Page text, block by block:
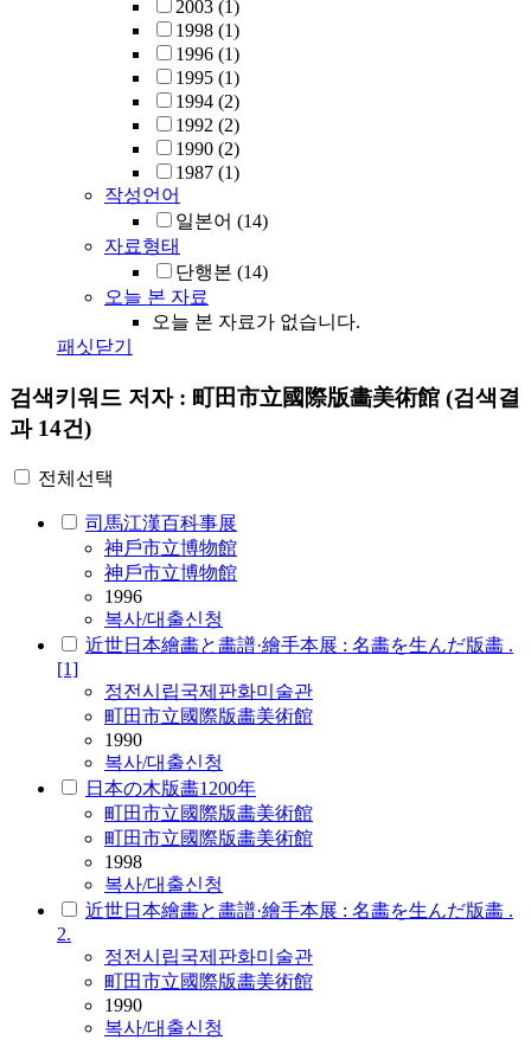
2003 (1)
1998 (1)
1996 (1)
1995 (1)
1994 (2)
1992 (2)
1990 (2)
1987 (1)
작성언어
일본어 (14)
자료형태
단행본 (14)
오늘 본 자료
오늘 본 자료가 없습니다.
패싯닫기
검색키워드 저자 : 町田市立國際版畵美術館 (검색결
과 14건)
전체선택
司馬江漢百科事展
神戶市立博物館
神戶市立博物館
1996
복사/대출신청
近世日本繪畵と畵譜·繪手本展 : 名畵を生んだ版畵 .
[1]
정전시립국제판화미술관
町田市立國際版畵美術館
1990
복사/대출신청
日本の木版畵1200年
町田市立國際版畵美術館
町田市立國際版畵美術館
1998
복사/대출신청
近世日本繪畵と畵譜·繪手本展 : 名畵を生んだ版畵 .
2.
정전시립국제판화미술관
町田市立國際版畵美術館
1990
복사/대출신청